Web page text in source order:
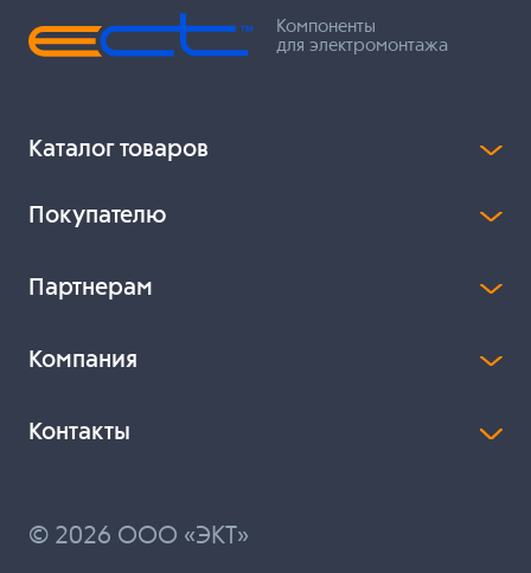
Компоненты
для электромонтажа
Каталог товаров
Покупателю
Партнерам
Компания
Контакты
© 2026 ООО «ЭКТ»